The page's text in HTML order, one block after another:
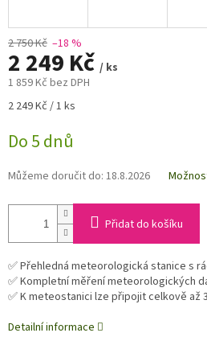
2 750 Kč –18 %
2 249 Kč / ks
1 859 Kč bez DPH
Měrná
2 249 Kč / 1 ks
Do 5 dnů
Můžeme doručit do: 18.8.2026
Přidat do košíku
✅ Přehledná meteorologická stanice s
✅ Kompletní měření meteorologických
✅ K meteostanici lze připojit celkově až
Detailní informace